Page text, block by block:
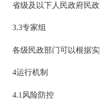
省级及以下人民政府民政
3.3专家组
各级民政部门可以根据实
4运行机制
4.1风险防控